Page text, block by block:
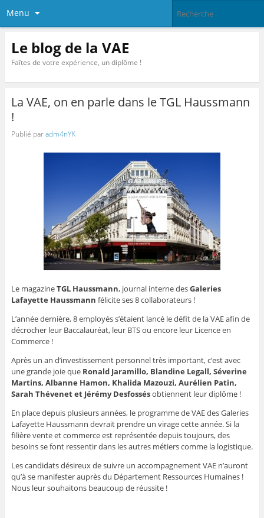
Menu
Le blog de la VAE
Faîtes de votre expérience, un diplôme !
La VAE, on en parle dans le TGL Haussmann
!
Publié paradm4nYK
Le magazineTGL Haussmann, journal interne desGaleries
Lafayette Haussmann félicite ses 8 collaborateurs !
L’année dernière, 8 employés s’étaient lancé le défit de la VAE afin de
décrocher leur Baccalauréat, leur BTS ou encore leur Licence en
Commerce !
Après un an d’investissement personnel très important, c’est avec
une grande joie que Ronald Jaramillo, Blandine Legall, Séverine
Martins, Albanne Hamon, Khalida Mazouzi, Aurélien Patin,
Sarah Thévenet et Jérémy Desfossésobtiennent leur diplôme !
En place depuis plusieurs années, le programme de VAE des Galeries
Lafayette Haussmann devrait prendre un virage cette année. Si la
filière vente et commerce est représentée depuis toujours, des
besoins se font ressentir dans les autres métiers comme la logistique.
Les candidats désireux de suivre un accompagnement VAE n’auront
qu’à se manifester auprès du Département Ressources Humaines !
Nous leur souhaitons beaucoup de réussite !